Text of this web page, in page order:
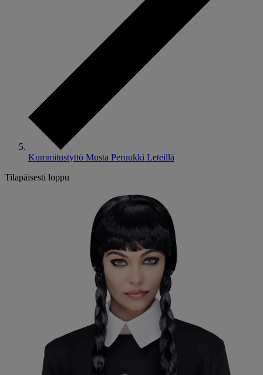
Kummitustyttö Musta Peruukki Leteillä
Tilapäisesti loppu